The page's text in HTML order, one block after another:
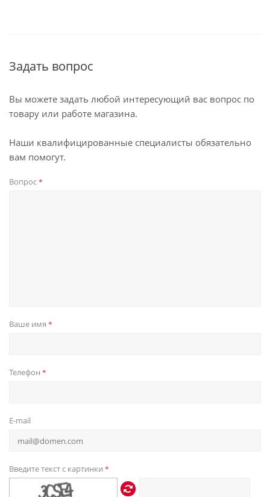
Задать вопрос
Вы можете задать любой интересующий вас вопрос по
товару или работе магазина.
Наши квалифицированные специалисты обязательно
вам помогут.
Вопрос*
Ваше имя *
Телефон *
E-mail
Введите текст с картинки *